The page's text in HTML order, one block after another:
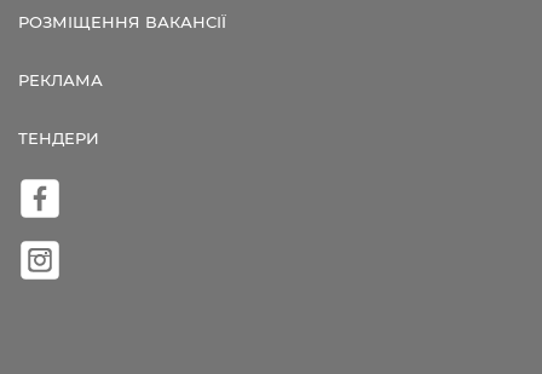
РОЗМІЩЕННЯ ВАКАНСІЇ
РЕКЛАМА
ТЕНДЕРИ